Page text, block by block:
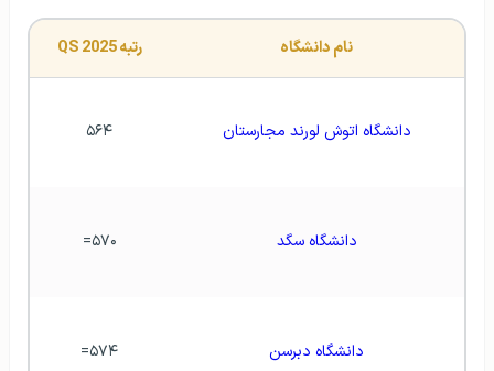
نام دانشگاه رتبه QS 2025
دانشگاه اتوش لورند مجارستان ۵۶۴
دانشگاه سگد ۵۷۰=
دانشگاه دبرسن ۵۷۴=